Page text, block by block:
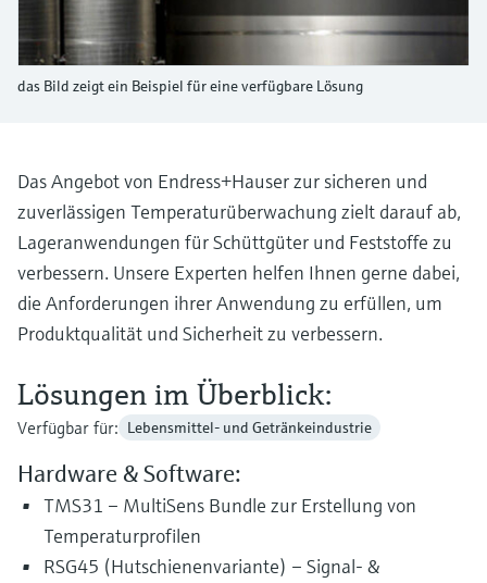
Device Viewer
Produktspezifische Informationen und
Dokumente finden
Bestellcode oder Seriennummer finden
Füllstandsmessung
Füllstandsmessung Druck
Analysatoren für Härte, Eisen,
Aluminium & Chromat
Memosens-Technologie
Alle ansehen
das Bild zeigt ein Beispiel für eine verfügbare Lösung
Das Angebot von Endress+Hauser zur sicheren und
zuverlässigen Temperaturüberwachung zielt darauf ab,
Lageranwendungen für Schüttgüter und Feststoffe zu
verbessern. Unsere Experten helfen Ihnen gerne dabei,
die Anforderungen ihrer Anwendung zu erfüllen, um
Produktqualität und Sicherheit zu verbessern.
Lösungen im Überblick:
Verfügbar für: Lebensmittel- und Getränkeindustrie
Hardware & Software:
TMS31 – MultiSens Bundle zur Erstellung von
Temperaturprofilen
RSG45 (Hutschienenvariante) – Signal- &